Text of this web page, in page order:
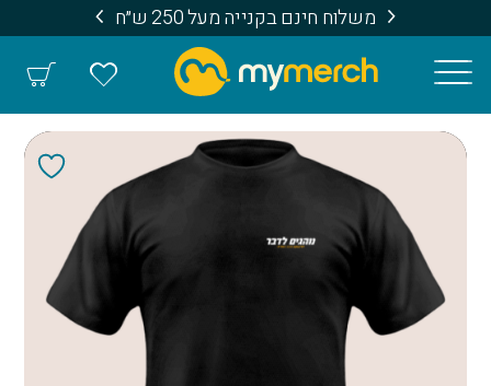
משלוח חינם בקנייה מעל 250 ש״ח